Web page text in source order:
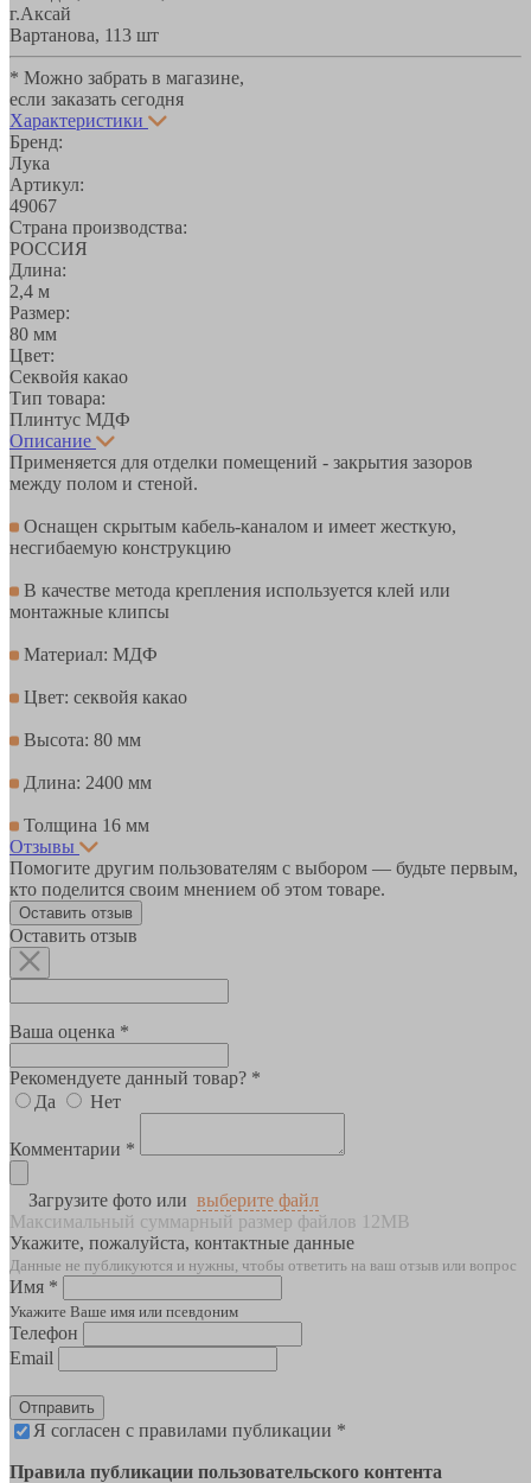
г.Аксай
Вартанова, 113 шт
* Можно забрать в магазине,
если заказать сегодня
Характеристики
Бренд:
Лука
Артикул:
49067
Страна производства:
РОССИЯ
Длина:
2,4 м
Размер:
80 мм
Цвет:
Секвойя какао
Тип товара:
Плинтус МДФ
Описание
Применяется для отделки помещений - закрытия зазоров
между полом и стеной.
Оснащен скрытым кабель-каналом и имеет жесткую,
несгибаемую конструкцию
В качестве метода крепления используется клей или
монтажные клипсы
Материал: МДФ
Цвет: секвойя какао
Высота: 80 мм
Длина: 2400 мм
Толщина 16 мм
Отзывы
Помогите другим пользователям с выбором — будьте первым,
кто поделится своим мнением об этом товаре.
Оставить отзыв
Оставить отзыв
Ваша оценка *
Рекомендуете данный товар? *
Да
Нет
Комментарии *
Загрузите фото или выберите файл
Максимальный суммарный размер файлов 12MB
Укажите, пожалуйста, контактные данные
Данные не публикуются и нужны, чтобы ответить на ваш отзыв или вопрос
Имя *
Укажите Ваше имя или псевдоним
Телефон
Email
Отправить
Я согласен с правилами публикации *
Правила публикации пользовательского контента